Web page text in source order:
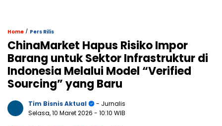
Home / Pers Rilis
ChinaMarket Hapus Risiko Impor
Barang untuk Sektor Infrastruktur di
Indonesia Melalui Model “Verified
Sourcing” yang Baru
Tim Bisnis Aktual
- Jurnalis
Selasa, 10 Maret 2026 - 10:10 WIB